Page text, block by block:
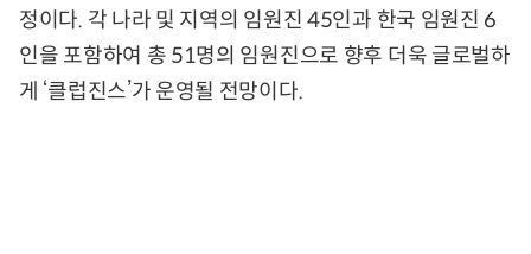
정이다. 각 나라 및 지역의 임원진 45인과 한국 임원진 6
인을 포함하여 총 51명의 임원진으로 향후 더욱 글로벌하
게 ‘클럽진스’가 운영될 전망이다.